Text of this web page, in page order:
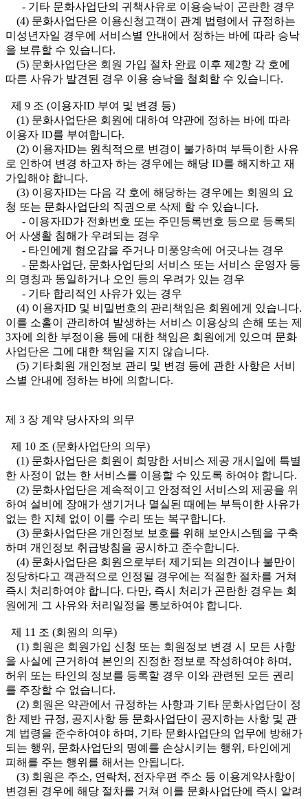
- 기타 문화사업단의 귀책사유로 이용승낙이 곤란한 경우
(4) 문화사업단은 이용신청고객이 관계 법령에서 규정하는
미성년자일 경우에 서비스별 안내에서 정하는 바에 따라 승낙
을 보류할 수 있습니다.
(5) 문화사업단은 회원 가입 절차 완료 이후 제2항 각 호에
따른 사유가 발견된 경우 이용 승낙을 철회할 수 있습니다.
제 9 조 (이용자ID 부여 및 변경 등)
(1) 문화사업단은 회원에 대하여 약관에 정하는 바에 따라
이용자 ID를 부여합니다.
(2) 이용자ID는 원칙적으로 변경이 불가하며 부득이한 사유
로 인하여 변경 하고자 하는 경우에는 해당 ID를 해지하고 재
가입해야 합니다.
(3) 이용자ID는 다음 각 호에 해당하는 경우에는 회원의 요
청 또는 문화사업단의 직권으로 삭제 할 수 있습니다.
- 이용자ID가 전화번호 또는 주민등록번호 등으로 등록되
어 사생활 침해가 우려되는 경우
- 타인에게 혐오감을 주거나 미풍양속에 어긋나는 경우
- 문화사업단, 문화사업단의 서비스 또는 서비스 운영자 등
의 명칭과 동일하거나 오인 등의 우려가 있는 경우
- 기타 합리적인 사유가 있는 경우
(4) 이용자ID 및 비밀번호의 관리책임은 회원에게 있습니다.
이를 소홀이 관리하여 발생하는 서비스 이용상의 손해 또는 제
3자에 의한 부정이용 등에 대한 책임은 회원에게 있으며 문화
사업단은 그에 대한 책임을 지지 않습니다.
(5) 기타회원 개인정보 관리 및 변경 등에 관한 사항은 서비
스별 안내에 정하는 바에 의합니다.
제 3 장 계약 당사자의 의무
제 10 조 (문화사업단의 의무)
(1) 문화사업단은 회원이 희망한 서비스 제공 개시일에 특별
한 사정이 없는 한 서비스를 이용할 수 있도록 하여야 합니다.
(2) 문화사업단은 계속적이고 안정적인 서비스의 제공을 위
하여 설비에 장애가 생기거나 멸실된 때에는 부득이한 사유가
없는 한 지체 없이 이를 수리 또는 복구합니다.
(3) 문화사업단은 개인정보 보호를 위해 보안시스템을 구축
하며 개인정보 취급방침을 공시하고 준수합니다.
(4) 문화사업단은 회원으로부터 제기되는 의견이나 불만이
정당하다고 객관적으로 인정될 경우에는 적절한 절차를 거쳐
즉시 처리하여야 합니다. 다만, 즉시 처리가 곤란한 경우는 회
원에게 그 사유와 처리일정을 통보하여야 합니다.
제 11 조 (회원의 의무)
(1) 회원은 회원가입 신청 또는 회원정보 변경 시 모든 사항
을 사실에 근거하여 본인의 진정한 정보로 작성하여야 하며,
허위 또는 타인의 정보를 등록할 경우 이와 관련된 모든 권리
를 주장할 수 없습니다.
(2) 회원은 약관에서 규정하는 사항과 기타 문화사업단이 정
한 제반 규정, 공지사항 등 문화사업단이 공지하는 사항 및 관
계 법령을 준수하여야 하며, 기타 문화사업단의 업무에 방해가
되는 행위, 문화사업단의 명예를 손상시키는 행위, 타인에게
피해를 주는 행위를 해서는 안됩니다.
(3) 회원은 주소, 연락처, 전자우편 주소 등 이용계약사항이
변경된 경우에 해당 절차를 거쳐 이를 문화사업단에 즉시 알려